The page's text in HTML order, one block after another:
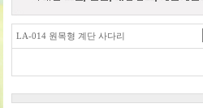
LA-014 원목형 계단 사다리